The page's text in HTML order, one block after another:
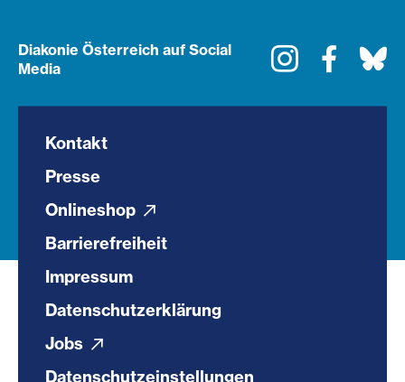
Diakonie Österreich auf Social
Media
Instagram
Kontakt
Presse
Onlineshop
Barrierefreiheit
Impressum
Datenschutzerklärung
Jobs
Datenschutzeinstellungen